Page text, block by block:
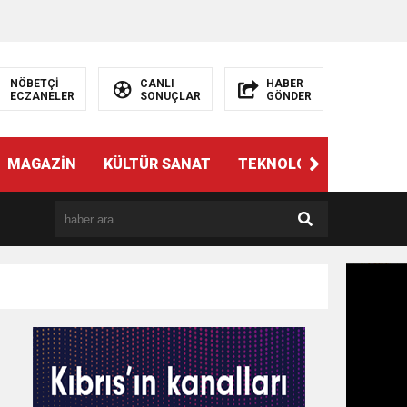
NÖBETÇİ
ECZANELER
CANLI
SONUÇLAR
HABER
GÖNDER
MAGAZİN KÜLTÜR SANAT TEKNOLOJİ